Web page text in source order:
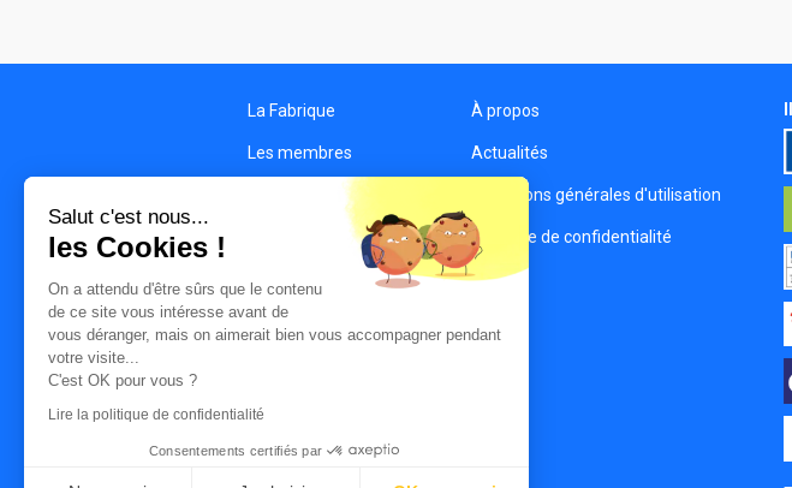
La Fabrique
Les membres
À propos
Actualités
Conditions générales d'utilisation
Politique de confidentialité
Salut c'est nous...
les Cookies !
On a attendu d'être sûrs que le contenu
de ce site vous intéresse avant de
vous déranger, mais on aimerait bien vous accompagner pendant
votre visite...
C'est OK pour vous ?
Lire la politique de confidentialité
Consentements certifiés par